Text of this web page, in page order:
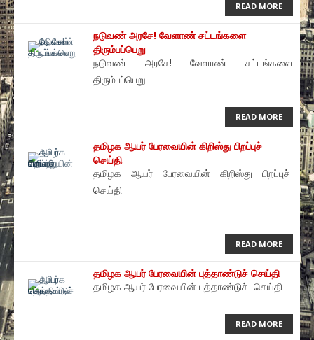
READ MORE
நடுவண் அரசே! வேளாண் சட்டங்களை
திரும்பப்பெறு
நடுவண் அரசே! வேளாண் சட்டங்களை
திரும்பப்பெறு
READ MORE
தமிழக ஆயர் பேரவையின் கிறிஸ்து பிறப்புச்
செய்தி
தமிழக ஆயர் பேரவையின் கிறிஸ்து பிறப்புச்
செய்தி
READ MORE
தமிழக ஆயர் பேரவையின் புத்தாண்டுச் செய்தி
தமிழக ஆயர் பேரவையின் புத்தாண்டுச் செய்தி
READ MORE